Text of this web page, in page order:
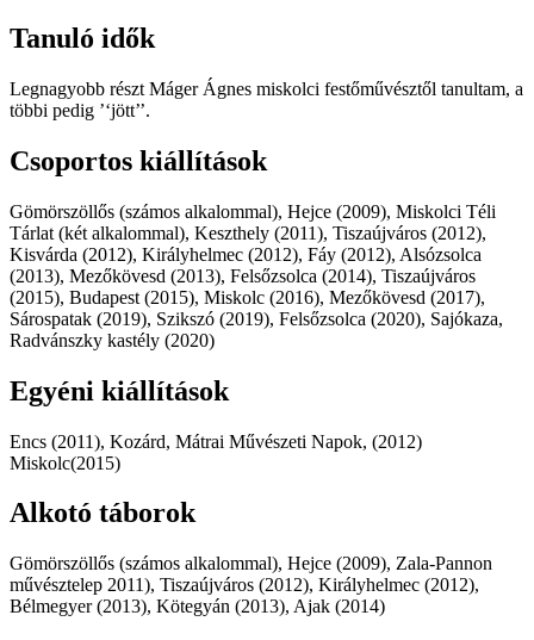
Tanuló idők
Legnagyobb részt Máger Ágnes miskolci festőművésztől tanultam, a
többi pedig ’‘jött’’.
Csoportos kiállítások
Gömörszöllős (számos alkalommal), Hejce (2009), Miskolci Téli
Tárlat (két alkalommal), Keszthely (2011), Tiszaújváros (2012),
Kisvárda (2012), Királyhelmec (2012), Fáy (2012), Alsózsolca
(2013), Mezőkövesd (2013), Felsőzsolca (2014), Tiszaújváros
(2015), Budapest (2015), Miskolc (2016), Mezőkövesd (2017),
Sárospatak (2019), Szikszó (2019), Felsőzsolca (2020), Sajókaza,
Radvánszky kastély (2020)
Egyéni kiállítások
Encs (2011), Kozárd, Mátrai Művészeti Napok, (2012)
Miskolc(2015)
Alkotó táborok
Gömörszöllős (számos alkalommal), Hejce (2009), Zala-Pannon
művésztelep 2011), Tiszaújváros (2012), Királyhelmec (2012),
Bélmegyer (2013), Kötegyán (2013), Ajak (2014)